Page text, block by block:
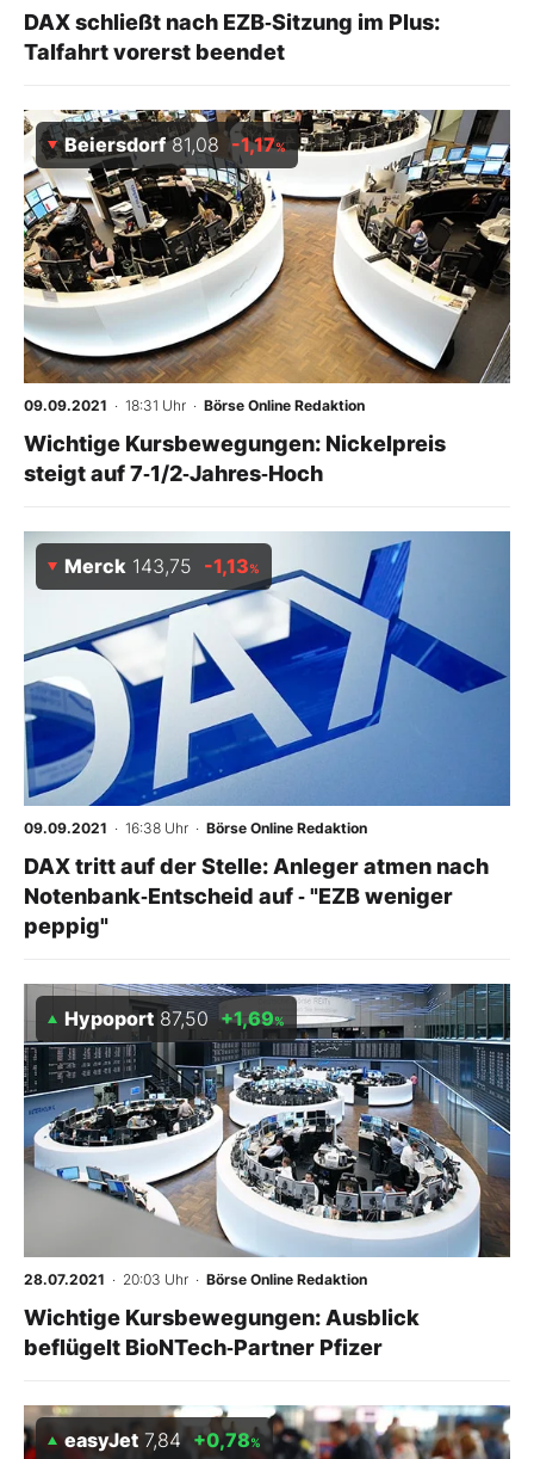
DAX schließt nach EZB‑Sitzung im Plus:
Talfahrt vorerst beendet
Beiersdorf 81,08 -1,17%
09.09.2021 · 18:31 Uhr · Börse Online Redaktion
Wichtige Kursbewegungen: Nickelpreis
steigt auf 7‑1/2‑Jahres‑Hoch
Merck 143,75 -1,13%
09.09.2021 · 16:38 Uhr · Börse Online Redaktion
DAX tritt auf der Stelle: Anleger atmen nach
Notenbank‑Entscheid auf ‑ "EZB weniger
peppig"
Hypoport 87,50 +1,69%
28.07.2021 · 20:03 Uhr · Börse Online Redaktion
Wichtige Kursbewegungen: Ausblick
beflügelt BioNTech‑Partner Pfizer
easyJet 7,84 +0,78%